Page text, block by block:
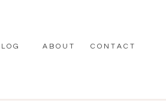
O G A B O U T C O N T A C T